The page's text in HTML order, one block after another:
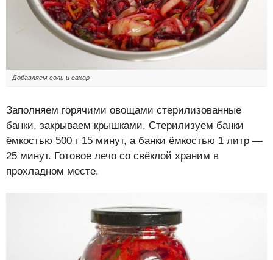
Добавляем соль и сахар
Заполняем горячими овощами стерилизованные
банки, закрываем крышками. Стерилизуем банки
ёмкостью 500 г 15 минут, а банки ёмкостью 1 литр —
25 минут. Готовое лечо со свёклой храним в
прохладном месте.